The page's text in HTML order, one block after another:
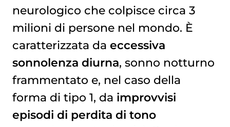
neurologico che colpisce circa 3
milioni di persone nel mondo. È
caratterizzata da eccessiva
sonnolenza diurna, sonno notturno
frammentato e, nel caso della
forma di tipo 1, da improvvisi
episodi di perdita di tono